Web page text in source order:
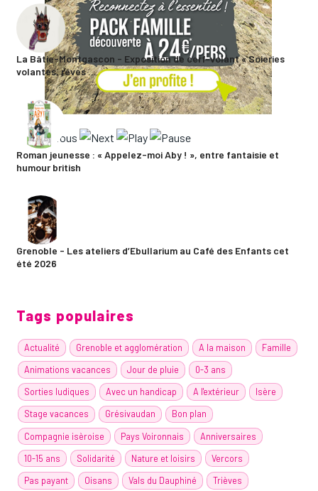
La Bâtie-Montgascon - Exposition de cerf-volant « Soieries
volantes, rêves ...
Roman jeunesse : « Appelez-moi Aby ! », entre fantaisie et
humour british
Grenoble - Les ateliers d’Ebullarium au Café des Enfants cet
été 2026
Tags populaires
Actualité Grenoble et agglomération A la maison
Famille
Animations vacances
Jour de pluie
0-3 ans
Sorties ludiques
Avec un handicap A l'extérieur
Isère
Stage vacances
Grésivaudan
Bon plan
Compagnie isèroise
Pays Voironnais
Anniversaires
10-15 ans
Solidarité Nature et loisirs
Vercors
Pas payant
Oisans Vals du Dauphiné
Trièves